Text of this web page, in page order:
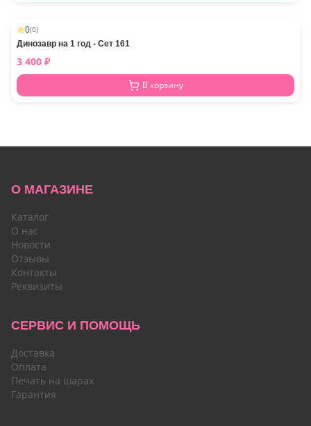
0(0)
Динозавр на 1 год - Сет 161
3 400 ₽
В корзину
О МАГАЗИНЕ
Каталог
О нас
Новости
Отзывы
Контакты
Реквизиты
СЕРВИС И ПОМОЩЬ
Доставка
Оплата
Печать на шарах
Гарантия